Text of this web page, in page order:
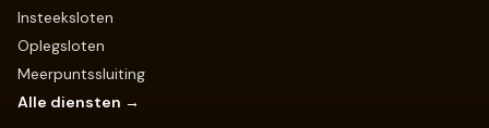
Insteeksloten
Oplegsloten
Meerpuntssluiting
Alle diensten →